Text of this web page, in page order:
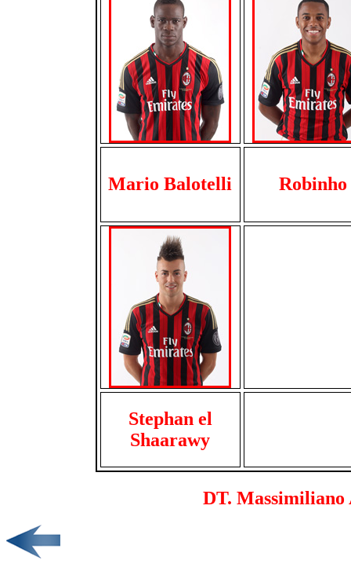
Mario Balotelli Robinho
Stephan el
Shaarawy
DT.